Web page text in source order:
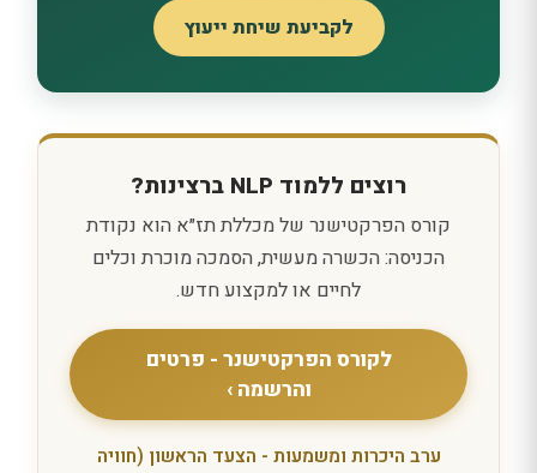
לקביעת שיחת ייעוץ
רוצים ללמוד NLP ברצינות?
קורס הפרקטישנר של מכללת תז״א הוא נקודת
הכניסה: הכשרה מעשית, הסמכה מוכרת וכלים
לחיים או למקצוע חדש.
לקורס הפרקטישנר - פרטים
והרשמה ›
ערב היכרות ומשמעות - הצעד הראשון (חוויה